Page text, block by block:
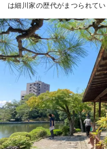
は細川家の歴代がまつられてい